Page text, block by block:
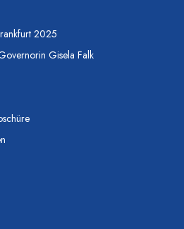
2025
Gisela Falk